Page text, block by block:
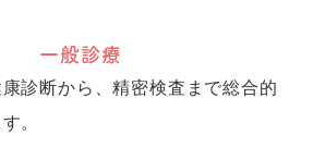
一般診療
診断から、精密検査まで総合的
。